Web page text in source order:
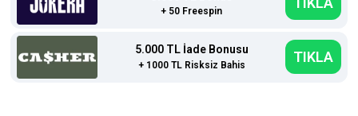
+ 50 Freespin
5.000 TL İade Bonusu
+ 1000 TL Risksiz Bahis TIKLA